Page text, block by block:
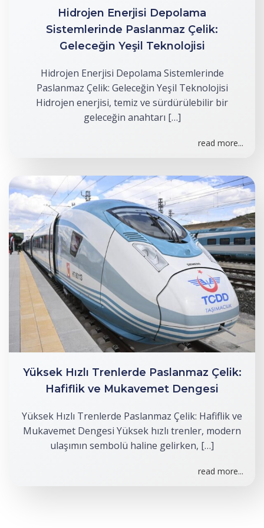
Hidrojen Enerjisi Depolama
Sistemlerinde Paslanmaz Çelik:
Geleceğin Yeşil Teknolojisi
Hidrojen Enerjisi Depolama Sistemlerinde
Paslanmaz Çelik: Geleceğin Yeşil Teknolojisi
Hidrojen enerjisi, temiz ve sürdürülebilir bir
geleceğin anahtarı […]
read more...
Yüksek Hızlı Trenlerde Paslanmaz Çelik:
Hafiflik ve Mukavemet Dengesi
Yüksek Hızlı Trenlerde Paslanmaz Çelik: Hafiflik ve
Mukavemet Dengesi Yüksek hızlı trenler, modern
ulaşımın sembolü haline gelirken, […]
read more...